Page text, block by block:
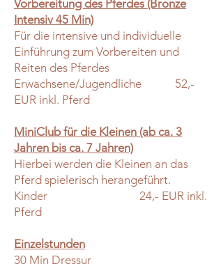
Vorbereitung des Pferdes (Bronze
Intensiv 45 Min)
Für die intensive und individuelle
Einführung zum Vorbereiten und
Reiten des Pferdes
Erwachsene/Jugendliche 52,-
EUR inkl. Pferd
MiniClub für die Kleinen (ab ca. 3
Jahren bis ca. 7 Jahren)
Hierbei werden die Kleinen an das
Pferd spielerisch herangeführt.
Kinder 24,- EUR inkl.
Pferd
Einzelstunden
30 Min Dressur